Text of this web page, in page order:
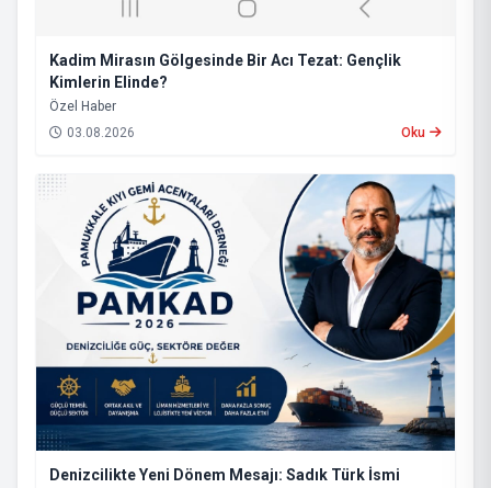
Kadim Mirasın Gölgesinde Bir Acı Tezat: Gençlik
Kimlerin Elinde?
​Özel Haber
03.08.2026
Oku
Denizcilikte Yeni Dönem Mesajı: Sadık Türk İsmi